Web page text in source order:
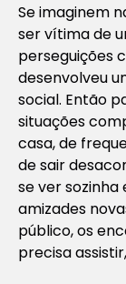
Se imaginem
ser vítima de
perseguições
desenvolveu
social. Então
situações
casa, de
de sair
se ver sozinha
amizades
público, os
precisa